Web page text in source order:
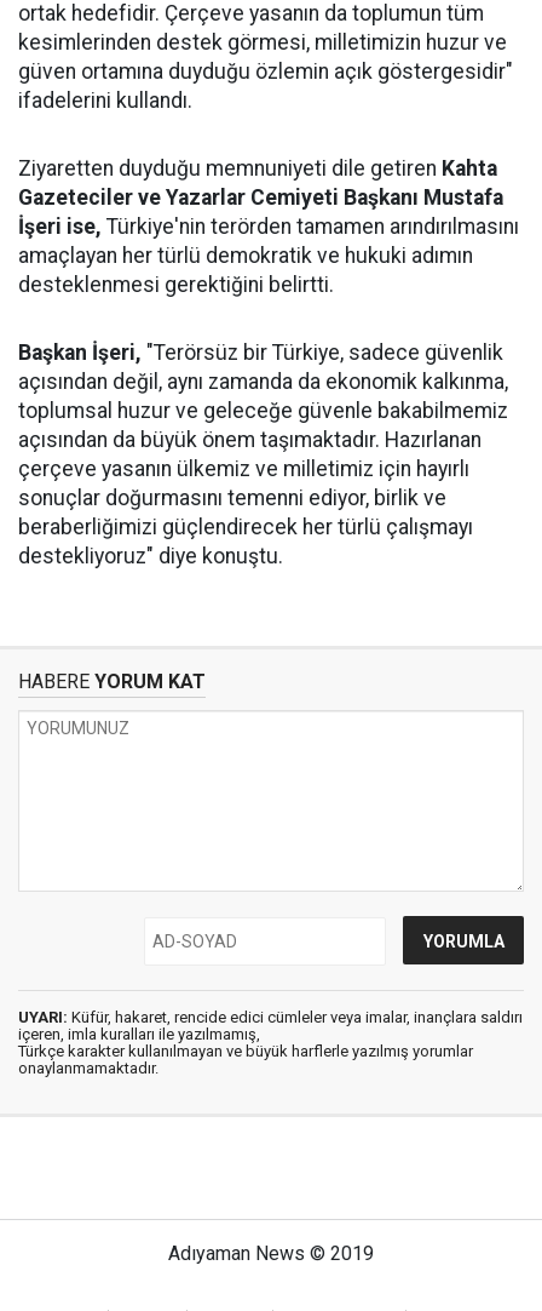
ortak hedefidir. Çerçeve yasanın da toplumun tüm
kesimlerinden destek görmesi, milletimizin huzur ve
güven ortamına duyduğu özlemin açık göstergesidir"
ifadelerini kullandı.
Ziyaretten duyduğu memnuniyeti dile getiren Kahta
Gazeteciler ve Yazarlar Cemiyeti Başkanı Mustafa
İşeri ise, Türkiye'nin terörden tamamen arındırılmasını
amaçlayan her türlü demokratik ve hukuki adımın
desteklenmesi gerektiğini belirtti.
Başkan İşeri, "Terörsüz bir Türkiye, sadece güvenlik
açısından değil, aynı zamanda da ekonomik kalkınma,
toplumsal huzur ve geleceğe güvenle bakabilmemiz
açısından da büyük önem taşımaktadır. Hazırlanan
çerçeve yasanın ülkemiz ve milletimiz için hayırlı
sonuçlar doğurmasını temenni ediyor, birlik ve
beraberliğimizi güçlendirecek her türlü çalışmayı
destekliyoruz" diye konuştu.
HABERE YORUM KAT
UYARI: Küfür, hakaret, rencide edici cümleler veya imalar, inançlara saldırı
içeren, imla kuralları ile yazılmamış,
Türkçe karakter kullanılmayan ve büyük harflerle yazılmış yorumlar
onaylanmamaktadır.
Adıyaman News © 2019